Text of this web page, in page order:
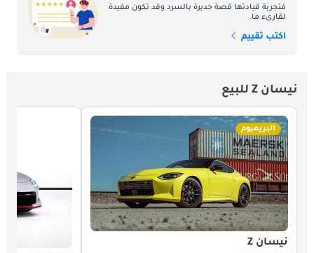
فتجربة قيادتها قصة جديرة بالسرد وقد تكون مفيدة
لقارىء ما.
اكتب تقييم
نيسان Z للبيع
البريميوم
نيسان Z